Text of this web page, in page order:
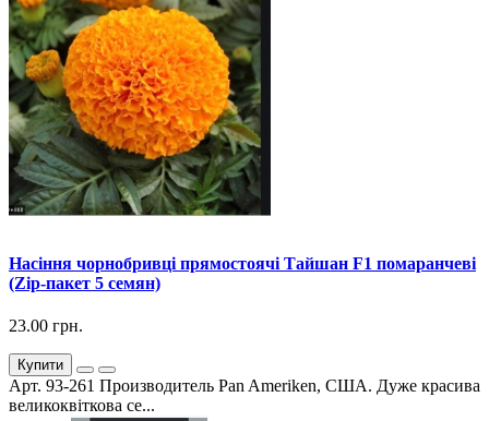
Насіння чорнобривці прямостоячі Тайшан F1 помаранчеві
(Zip-пакет 5 семян)
23.00 грн.
Купити
Арт. 93-261 Производитель Pan Ameriken, США. Дуже красива
великоквіткова се...